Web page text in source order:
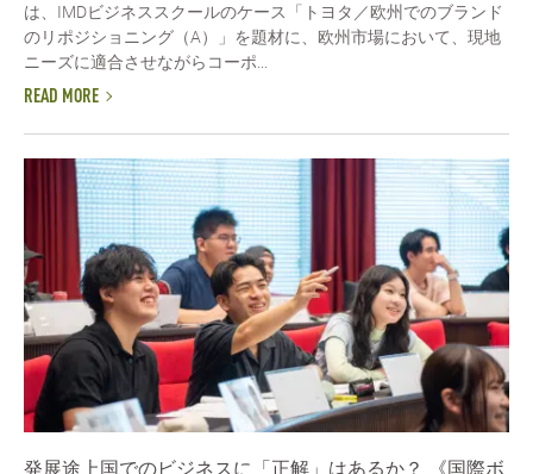
は、IMDビジネススクールのケース「トヨタ／欧州でのブランド
のリポジショニング（A）」を題材に、欧州市場において、現地
ニーズに適合させながらコーポ...
READ MORE
発展途上国でのビジネスに「正解」はあるか？ 《国際ボ